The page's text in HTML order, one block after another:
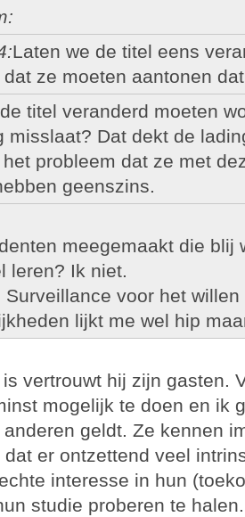
Laten we de titel eens
ze moeten aantonen
titel veranderd moeten
misslaat? Dat dekt de
probleem dat ze met
geenszins.
meegemaakt die blij
leren? Ik niet.
Surveillance voor het
lijkt me wel hip
vertrouwt hij zijn gasten.
mogelijk te doen en ik
geldt. Ze kennen
er ontzettend veel
interesse in hun
studie proberen te